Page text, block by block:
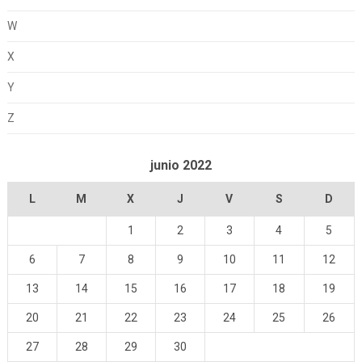
W
X
Y
Z
junio 2022
L M X J V S D
1 2 3 4 5
6 7 8 9 10 11 12
13 14 15 16 17 18 19
20 21 22 23 24 25 26
27 28 29 30